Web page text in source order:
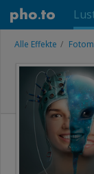
Alle Effekte